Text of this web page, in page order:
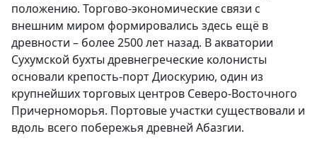
положению. Торгово-экономические связи с
внешним миром формировались здесь ещё в
древности – более 2500 лет назад. В акватории
Сухумской бухты древнегреческие колонисты
основали крепость-порт Диоскурию, один из
крупнейших торговых центров Северо-Восточного
Причерноморья. Портовые участки существовали и
вдоль всего побережья древней Абазгии.